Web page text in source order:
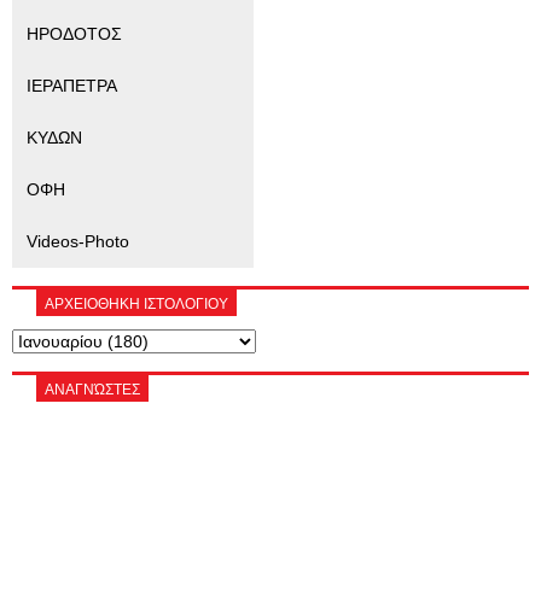
ΗΡΟΔΟΤΟΣ
ΙΕΡΑΠΕΤΡΑ
ΚΥΔΩΝ
ΟΦΗ
Videos-Photo
ΑΡΧΕΙΟΘΗΚΗ ΙΣΤΟΛΟΓΙΟΥ
ΑΝΑΓΝΏΣΤΕΣ